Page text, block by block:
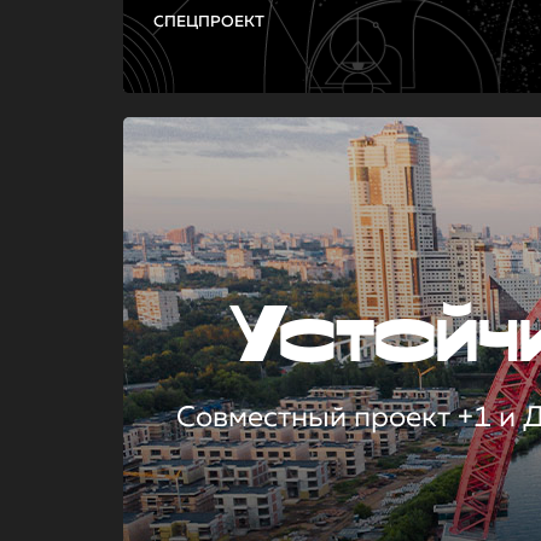
СПЕЦПРОЕКТ
Совместный проект +1 и